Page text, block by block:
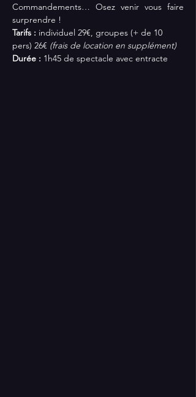
Commandements… Osez venir vous faire
surprendre !
Tarifs : individuel 29€, groupes (+ de 10
pers) 26€ (frais de location en supplément)
Durée : 1h45 de spectacle avec entracte